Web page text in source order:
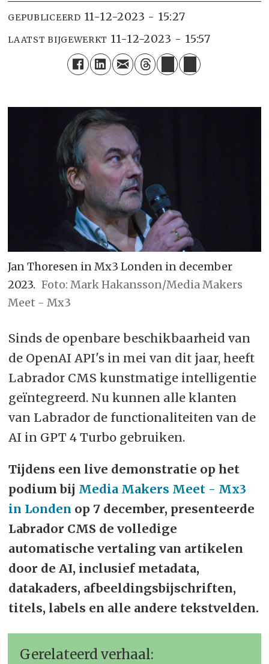
GEPUBLICEERD 11-12-2023 - 15:27
LAATST BIJGEWERKT 11-12-2023 - 15:57
Jan Thoresen in Mx3 Londen in december
2023. Foto: Mark Hakansson/Media Makers
Meet - Mx3
Sinds de openbare beschikbaarheid van
de OpenAI API's in mei van dit jaar, heeft
Labrador CMS kunstmatige intelligentie
geïntegreerd. Nu kunnen alle klanten
van Labrador de functionaliteiten van de
AI in GPT 4 Turbo gebruiken.
Tijdens een live demonstratie op het
podium bij Media Makers Meet - Mx3
in Londen op 7 december, presenteerde
Labrador CMS de volledige
automatische vertaling van artikelen
door de AI, inclusief metadata,
datakaders, afbeeldingsbijschriften,
titels, labels en alle andere tekstvelden.
Gerelateerd verhaal: